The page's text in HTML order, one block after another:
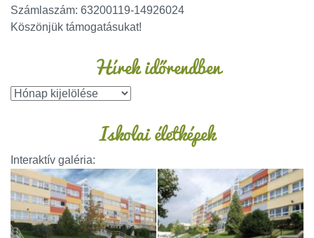
Számlaszám: 63200119-14926024
Köszönjük támogatásukat!
Hírek időrendben
Iskolai életképek
Interaktív galéria: